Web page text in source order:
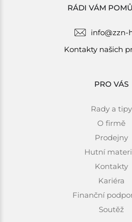
RÁDI VÁM
info@zzn-
Kontakty našich
PRO VÁS
Rady a tipy
O firmě
Prodejny
Hutní
Kontakty
Kariéra
Finanční
Soutěž